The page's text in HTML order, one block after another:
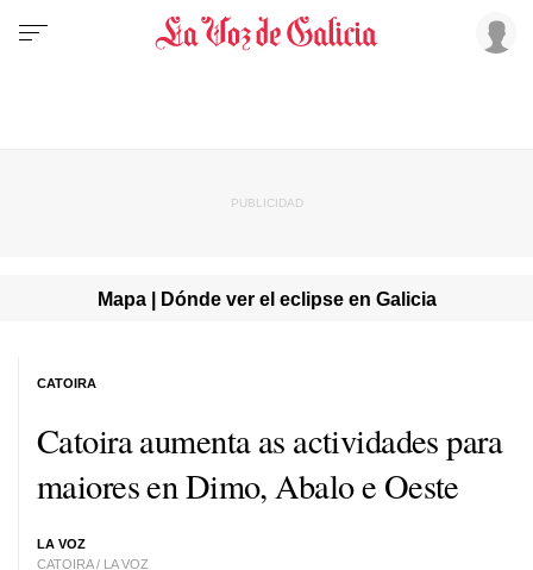
Mapa | Dónde ver el eclipse en Galicia
Catoira aumenta as actividades para
maiores en Dimo, Abalo e Oeste
LA VOZ
CATOIRA / LA VOZ
CATOIRA